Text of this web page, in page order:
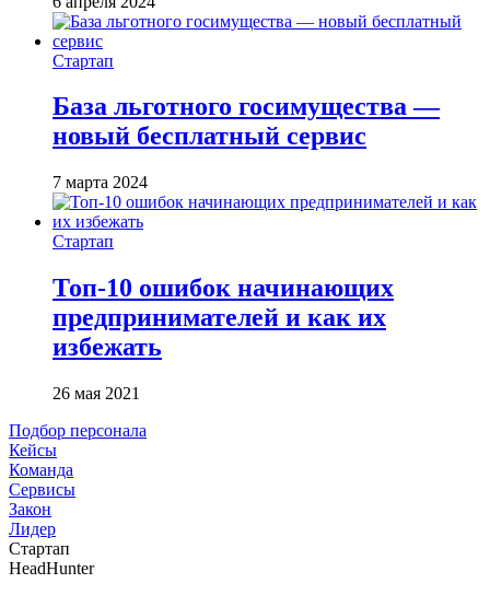
Стартап
База льготного госимущества —
новый бесплатный сервис
7 марта 2024
Стартап
Топ-10 ошибок начинающих
предпринимателей и как их
избежать
26 мая 2021
Подбор персонала
Кейсы
Команда
Сервисы
Закон
Лидер
Стартап
HeadHunter